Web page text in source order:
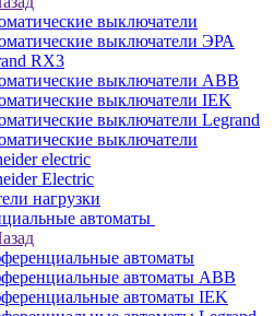
выключатели
выключатели ЭРА
RX3
выключатели ABB
выключатели IEK
выключатели Legrand
выключатели
electric
Electric
нагрузки
автоматы
автоматы
автоматы ABB
автоматы IEK